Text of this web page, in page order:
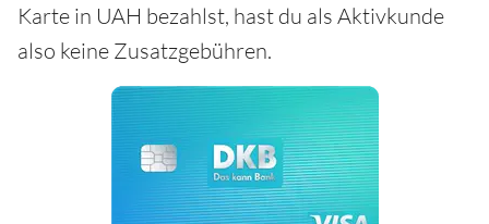
Karte in UAH bezahlst, hast du als Aktivkunde
also keine Zusatzgebühren.